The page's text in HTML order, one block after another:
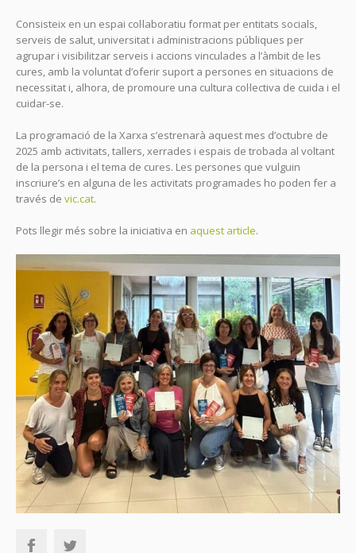
Consisteix en un espai col·laboratiu format per entitats socials,
serveis de salut, universitat i administracions públiques per
agrupar i visibilitzar serveis i accions vinculades a l’àmbit de les
cures, amb la voluntat d’oferir suport a persones en situacions de
necessitat i, alhora, de promoure una cultura col·lectiva de cuida i el
cuidar-se.
La programació de la Xarxa s’estrenarà aquest mes d’octubre de
2025 amb activitats, tallers, xerrades i espais de trobada al voltant
de la persona i el tema de cures. Les persones que vulguin
inscriure’s en alguna de les activitats programades ho poden fer a
través de vic.cat.
Pots llegir més sobre la iniciativa en aquest article.